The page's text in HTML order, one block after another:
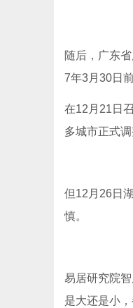
随后，广东
7年3月30日
在12月21日
多城市正式调
但12月26日
慎。
易居研究院
是大还是小